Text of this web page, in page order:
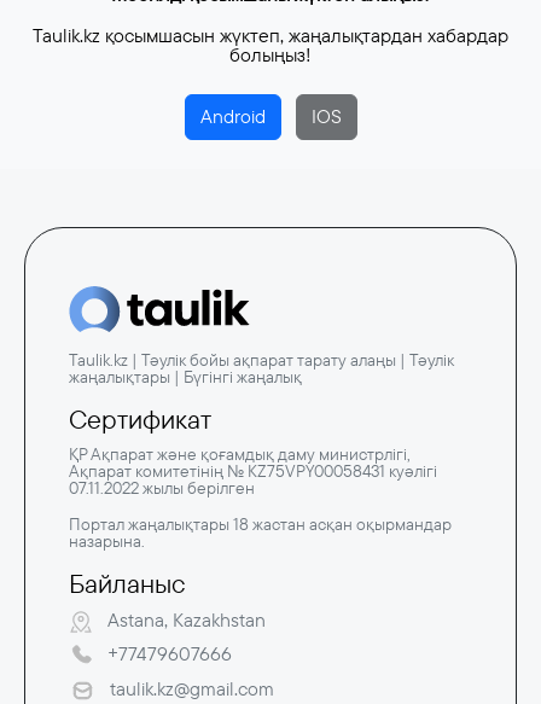
Taulik.kz қосымшасын жүктеп, жаңалықтардан хабардар
болыңыз!
Android IOS
Taulik.kz | Тәулік бойы ақпарат тарату алаңы | Тәулік
жаңалықтары | Бүгінгі жаңалық
Сертификат
ҚР Ақпарат және қоғамдық даму министрлігі,
Ақпарат комитетінің № KZ75VPY00058431 куәлігі
07.11.2022 жылы берілген
Портал жаңалықтары 18 жастан асқан оқырмандар
назарына.
Байланыс
Astana, Kazakhstan
+77479607666
taulik.kz@gmail.com